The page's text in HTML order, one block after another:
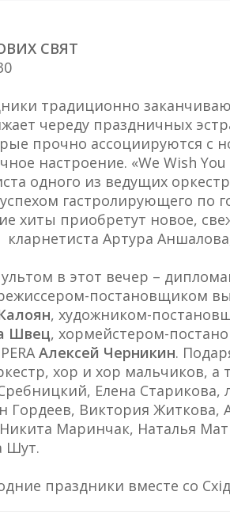
СВЯТ
традиционно
череду праздничных
прочно ассоциируются с
настроение. «We Wish
одного из ведущих
успехом гастролирующего
хиты приобретут новое,
Артура
в этот вечер –
постановщиком
, художником-
Швец, хормейстером-
Алексей Черникин.
хор и хор мальчиков, а
Елена
Гордеев, Виктория Житкова,
Маринчак, Наталья
Шут.
праздники вместе со